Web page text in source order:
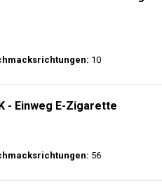
10
- Einweg E-Zigarette
56